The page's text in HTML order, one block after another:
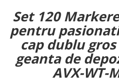
Set 120
pentru
cap dublu
geanta de
AVX-WT-